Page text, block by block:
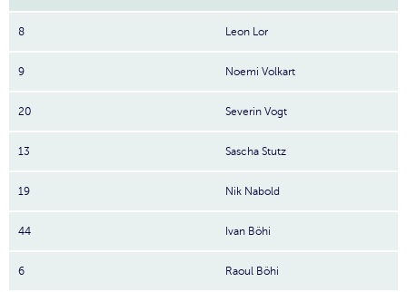
8 Leon Lor
9 Noemi Volkart
20 Severin Vogt
13 Sascha Stutz
19 Nik Nabold
44 Ivan Böhi
6 Raoul Böhi